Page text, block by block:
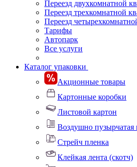
Переезд двухкомнатной
Переезд трехкомнатной
Переезд
Тарифы
Автопарк
Все услуги
Каталог упаковки
Акционные товары
Картонные коробки
Листовой картон
Воздушно пузырчатая
Стрейч пленка
Клейкая лента (скотч)